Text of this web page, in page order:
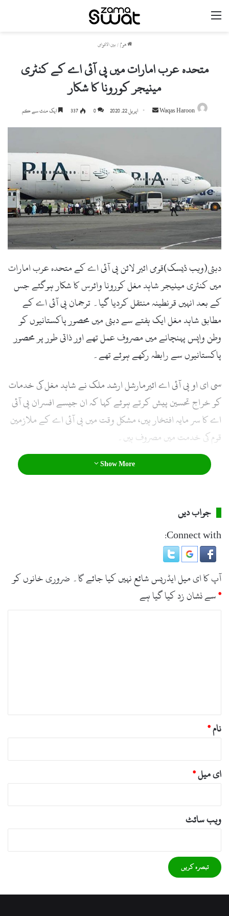
مینو
ھوم / بین الاقوامی
متحدہ عرب امارات میں پی آئی اے کے کنٹری
مینیجر کورونا کا شکار
Waqas Haroon
Send اپریل 22, 2020 0
337 ایک منٹ سے کم
دبئی(ویب ڈیسک)قومی ائیر لائن پی آئی اے کے متحدہ عرب امارات
میں کنٹری مینیجر شاہد مغل کورونا وائرس کا شکار ہوگئے جس
کے بعد انہیں قرنطینہ منتقل کردیا گیا۔ ترجمان پی آئی اے کے
مطابق شاہد مغل ایک ہفتے سے دبئی میں محصور پاکستانیوں کو
وطن واپس پہنچانے میں مصروف عمل تھے اور ذاتی طور پر محصور
پاکستانیوں سے رابطہ رکھے ہوئے تھے۔
سی ای او پی آئی اے ائیرمارشل ارشد ملک نے شاہد مغل کی خدمات
کو خراج تحسین پیش کرتے ہوئے کہا کہ ان جیسے افسران پی آئی
اے کا سر مایہ افتخار ہیں، مشکل وقت میں پی آئی اے کے ملازمین
قوم کی خدمت میں مصروف ہیں۔
Show More
جواب دیں
Connect with:
آپ کا ای میل ایڈریس شائع نہیں کیا جائے گا۔ ضروری خانوں کو
*سے نشان زد کیا گیا ہے
نام*
ای میل*
ویب‌ سائٹ